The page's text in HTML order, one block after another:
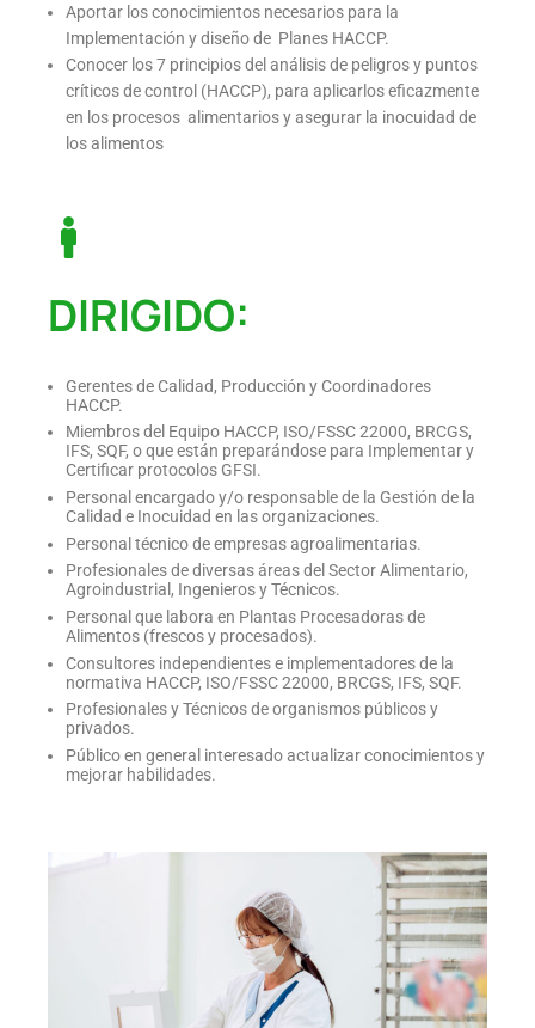
Aportar los conocimientos necesarios para la
Implementación y diseño de Planes HACCP.
Conocer los 7 principios del análisis de peligros y puntos
críticos de control (HACCP), para aplicarlos eficazmente
en los procesos alimentarios y asegurar la inocuidad de
los alimentos
DIRIGIDO:
Gerentes de Calidad, Producción y Coordinadores
HACCP.
Miembros del Equipo HACCP, ISO/FSSC 22000, BRCGS,
IFS, SQF, o que están preparándose para Implementar y
Certificar protocolos GFSI.
Personal encargado y/o responsable de la Gestión de la
Calidad e Inocuidad en las organizaciones.
Personal técnico de empresas agroalimentarias.
Profesionales de diversas áreas del Sector Alimentario,
Agroindustrial, Ingenieros y Técnicos.
Personal que labora en Plantas Procesadoras de
Alimentos (frescos y procesados).
Consultores independientes e implementadores de la
normativa HACCP, ISO/FSSC 22000, BRCGS, IFS, SQF.
Profesionales y Técnicos de organismos públicos y
privados.
Público en general interesado actualizar conocimientos y
mejorar habilidades.